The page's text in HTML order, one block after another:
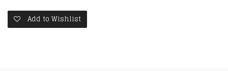
Add to Wishlist